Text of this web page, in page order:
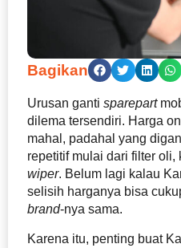
Bagikan
Urusan ganti sparepart
dilema tersendiri. Harga
mahal, padahal yang
repetitif mulai dari filter oli,
wiper. Belum lagi kalau
selisih harganya bisa
brand-nya sama.
Karena itu, penting buat